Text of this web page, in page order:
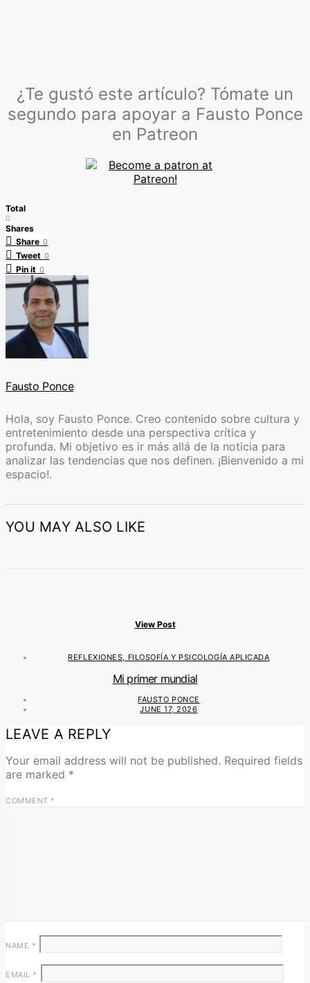
¿Te gustó este artículo? Tómate un
segundo para apoyar a Fausto Ponce
en Patreon
Total
0
Shares
Share 0
Tweet 0
Pin it 0
Fausto Ponce
Hola, soy Fausto Ponce. Creo contenido sobre cultura y
entretenimiento desde una perspectiva crítica y
profunda. Mi objetivo es ir más allá de la noticia para
analizar las tendencias que nos definen. ¡Bienvenido a mi
espacio!.
YOU MAY ALSO LIKE
View Post
REFLEXIONES, FILOSOFÍA Y PSICOLOGÍA APLICADA
Mi primer mundial
FAUSTO PONCE
JUNE 17, 2026
LEAVE A REPLY
Your email address will not be published. Required fields
are marked *
COMMENT *
NAME *
EMAIL *